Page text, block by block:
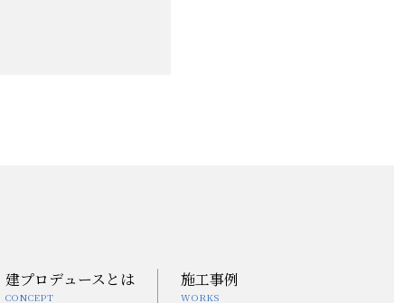
建プロデュースとは 施工事例